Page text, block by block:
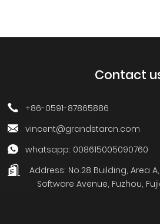
Contact
+86-0591-87865886
vincent@grandstarcn.com
whatsapp: 008615005090760
Address: No.28 Building, Area
Software Avenue, Fuzhou,